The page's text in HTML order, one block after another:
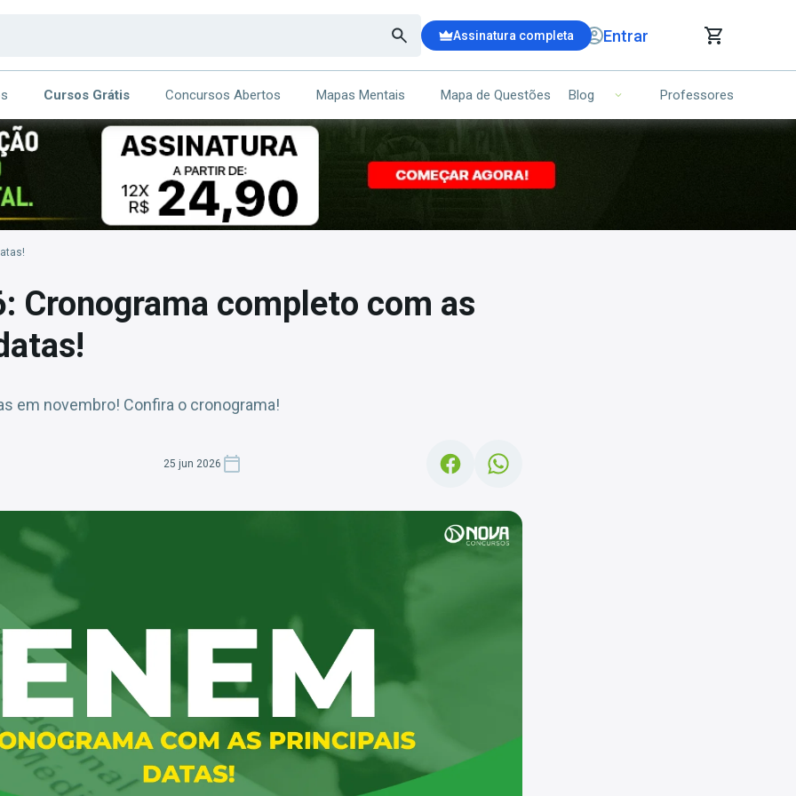
Assinatura completa Entrar
CARRINHO DE COMPRAS
ITENS (00)
Seu carrinho ainda está vazio.
Cursos Grátis Concursos Abertos Mapas Mentais Mapa de Questões Blog Professores
Cronograma completo com as
em novembro! Confira o cronograma!
25 jun 2026